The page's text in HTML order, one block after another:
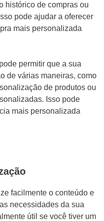
histórico de compras ou
pode ajudar a oferecer
mais personalizada
permitir que a sua
de várias maneiras, como
de produtos ou
Isso pode
mais personalizada
facilmente o conteúdo e
necessidades da sua
útil se você tiver um